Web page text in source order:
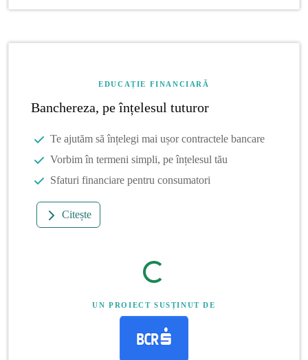
EDUCAȚIE FINANCIARĂ
Banchereza, pe înțelesul tuturor
Te ajutăm să înțelegi mai ușor contractele bancare
Vorbim în termeni simpli, pe înțelesul tău
Sfaturi financiare pentru consumatori
Citește
UN PROIECT SUSȚINUT DE